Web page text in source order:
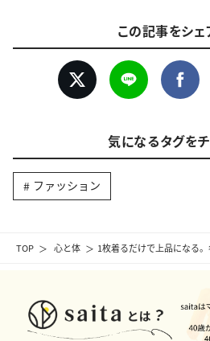
TOP 心と体 1枚着るだけで上品になる
この記事をシェ
気になるタグをチ
ファッション